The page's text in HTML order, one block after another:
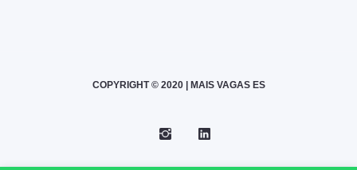
COPYRIGHT © 2020 | MAIS VAGAS ES
Instagram
Telegram
LinkedIn